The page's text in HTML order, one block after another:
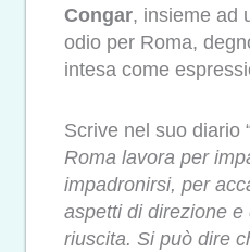
Congar, insieme ad
odio per Roma,
intesa come
Scrive nel suo diario
Roma lavora per
impadronirsi, per
aspetti di direzione e
riuscita. Si può dire